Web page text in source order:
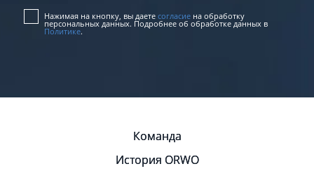
Нажимая на кнопку, вы даете согласие на обработку
персональных данных. Подробнее об обработке данных в
Политике.
Команда
История ORWO